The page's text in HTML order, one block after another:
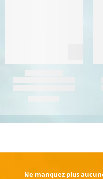
Ne manquez plus